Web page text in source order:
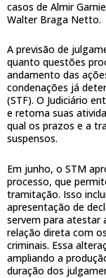
casos de Almir
Walter Braga Netto.
A previsão de
quanto questões
andamento das
condenações já
(STF). O Judiciário
e retoma suas
qual os prazos e a
suspensos.
Em junho, o STM
processo, que
tramitação. Isso
apresentação de
servem para atestar
relação direta com
criminais. Essa
ampliando a
duração dos